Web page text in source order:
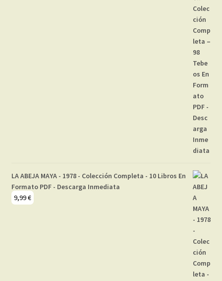
LA ABEJA MAYA - 1978 - Colección Completa - 10 Libros En
Formato PDF - Descarga Inmediata
9,99€